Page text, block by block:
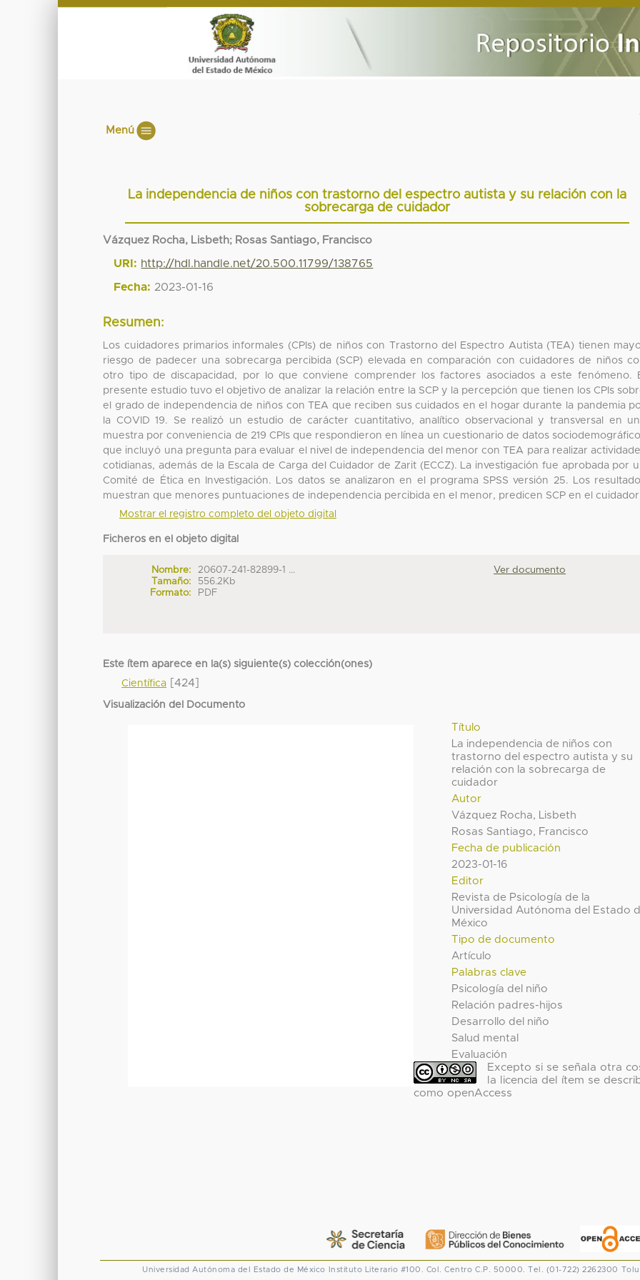
Menú
La independencia de niños con trastorno del espectro autista y su relación con la
sobrecarga de cuidador
Vázquez Rocha, Lisbeth; Rosas Santiago, Francisco
URI: http://hdl.handle.net/20.500.11799/138765
Fecha: 2023-01-16
Resumen:
Los cuidadores primarios informales (CPIs) de niños con Trastorno del Espectro Autista (TEA) tienen
riesgo de padecer una sobrecarga percibida (SCP) elevada en comparación con cuidadores de niños
otro tipo de discapacidad, por lo que conviene comprender los factores asociados a este fenómeno.
presente estudio tuvo el objetivo de analizar la relación entre la SCP y la percepción que tienen los CPIs
el grado de independencia de niños con TEA que reciben sus cuidados en el hogar durante la pandemia
la COVID 19. Se realizó un estudio de carácter cuantitativo, analítico observacional y transversal en
muestra por conveniencia de 219 CPIs que respondieron en línea un cuestionario de datos
que incluyó una pregunta para evaluar el nivel de independencia del menor con TEA para realizar
cotidianas, además de la Escala de Carga del Cuidador de Zarit (ECCZ). La investigación fue aprobada por
Comité de Ética en Investigación. Los datos se analizaron en el programa SPSS versión 25. Los
muestran que menores puntuaciones de independencia percibida en el menor, predicen SCP en el
Mostrar el registro completo del objeto digital
Ficheros en el objeto digital
Nombre:
20607-241-82899-1 ...
Tamaño:
556.2Kb
Formato:
PDF
Ver documento
Este ítem aparece en la(s) siguiente(s) colección(ones)
Científica [424]
Visualización del Documento
Título
La independencia de niños con
trastorno del espectro autista y su
relación con la sobrecarga de
cuidador
Autor
Vázquez Rocha, Lisbeth
Rosas Santiago, Francisco
Fecha de publicación
2023-01-16
Editor
Revista de Psicología de la
Universidad Autónoma del Estado
México
Tipo de documento
Artículo
Palabras clave
Psicología del niño
Relación padres-hijos
Desarrollo del niño
Salud mental
Evaluación
Excepto si se señala otra
la licencia del ítem se
como openAccess
Universidad Autónoma del Estado de México Instituto Literario #100. Col. Centro C.P. 50000. Tel. (01-722) 2262300